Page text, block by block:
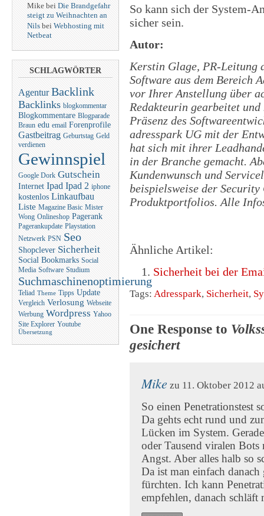
Mike bei Die Brandgefahr
steigt zu Weihnachten an
Nils bei Webhosting mit
Netbeat
SCHLAGWÖRTER
Agentur Backlink
Backlinks blogkommentar
Blogkommentare Blogparade
Braun edu email Forenprofile
Gastbeitrag Geburtstag Geld
verdienen
Gewinnspiel
Google Dork Gutschein
Internet Ipad Ipad 2 iphone
kostenlos Linkaufbau
Liste Magazine Basic Mister
Wong Onlineshop Pagerank
Pagerankupdate Playstation
Netzwerk PSN Seo
Shopclever Sicherheit
Social Bookmarks Social
Media Software Studium
Suchmaschinenoptimierung
Teliad Theme Tipps Update
Vergleich Verlosung Webseite
Werbung Wordpress Yahoo
Site Explorer Youtube
Übersetzung
So kann sich der System-
sicher sein.
Autor:
Kerstin Glage, PR-Leitung
Software aus dem Bereich
vor Ihrer Anstellung über
Redakteurin gearbeitet
Präsenz des
adresspark UG mit der
hat sich mit ihrer
in der Branche gemacht.
Kundenwunsch und
beispielsweise der
Produktportfolios. Alle
Ähnliche Artikel:
Sicherheit bei der
Tags: Adresspark, Sicherheit,
One Response to
gesichert
Mike zu 11. Oktober 2012
So einen Penetrationstest
Da gehts echt rund und
Lücken im System.
oder Tausend viralen
Angst. Aber alles halb so
Da ist man einfach
fürchten. Ich kann
empfehlen, danach schläft